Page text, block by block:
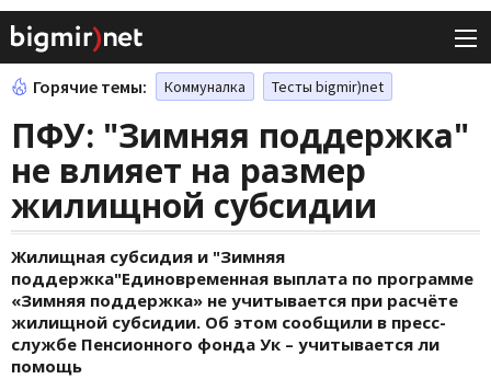
Горячие темы: Коммуналка Тесты bigmir)net
ПФУ: "Зимняя поддержка"
не влияет на размер
жилищной субсидии
Жилищная субсидия и "Зимняя
поддержка"Единовременная выплата по программе
«Зимняя поддержка» не учитывается при расчёте
жилищной субсидии. Об этом сообщили в пресс-
службе Пенсионного фонда Ук – учитывается ли
помощь